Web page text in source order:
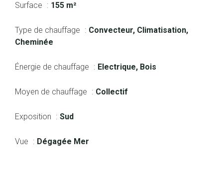
Surface 155 m²
Type de chauffage
Convecteur, Climatisation,
Cheminée
Énergie de chauffage Electrique, Bois
Moyen de chauffage Collectif
Exposition Sud
Vue Dégagée Mer